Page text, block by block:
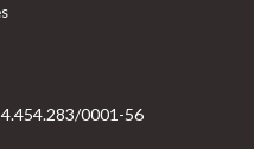
0001-56